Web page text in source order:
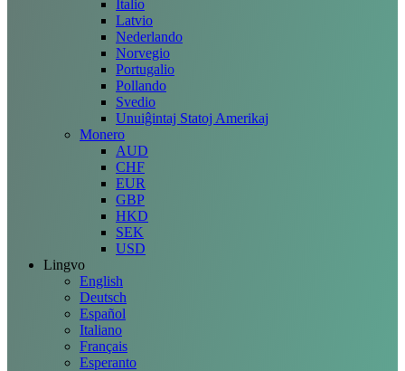
Italio
Latvio
Nederlando
Norvegio
Portugalio
Pollando
Svedio
Unuiĝintaj Statoj Amerikaj
Monero
AUD
CHF
EUR
GBP
HKD
SEK
USD
Lingvo
English
Deutsch
Español
Italiano
Français
Esperanto